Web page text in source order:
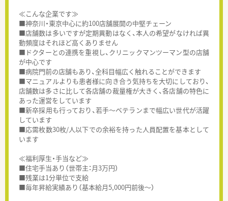
≪こんな企業です≫
■神奈川・東京中心に約100店舗展開の中堅チェーン
■店舗数は多いですが定期異動はなく、本人の希望がなければ異
動頻度はそれほど高くありません
■ドクターとの連携を重視し、クリニックマンツーマン型の店舗
が中心です
■病院門前の店舗もあり、全科目幅広く触れることができます
■マニュアルよりも患者様に向き合う気持ちを大切にしており、
店舗数は多さに比して各店舗の裁量権が大きく、各店舗の特色に
あった運営をしています
■新卒採用も行っており、若手～ベテランまで幅広い世代が活躍
しています
■応需枚数30枚/人以下での余裕を持った人員配置を基本として
います
≪福利厚生・手当など≫
■住宅手当あり（世帯主：月3万円）
■残業は1分単位で支給
■毎年昇給実績あり（基本給月5,000円前後～）